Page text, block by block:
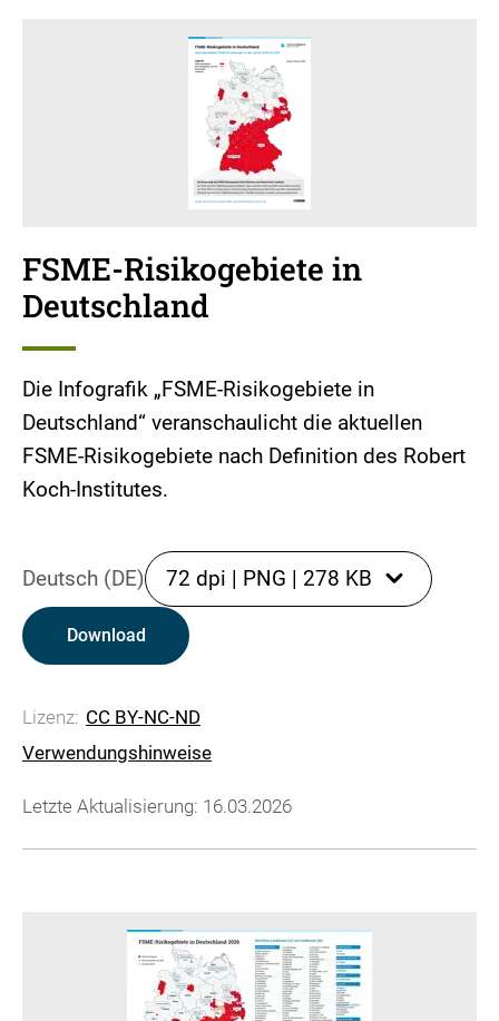
FSME-Risikogebiete in
Deutschland
Die Infografik „FSME-Risikogebiete in
Deutschland“ veranschaulicht die aktuellen
FSME-Risikogebiete nach Definition des Robert
Koch-Institutes.
Deutsch (DE) 72 dpi | PNG | 278 KB
Download
Lizenz: CC BY-NC-ND
Verwendungshinweise
Letzte Aktualisierung: 16.03.2026